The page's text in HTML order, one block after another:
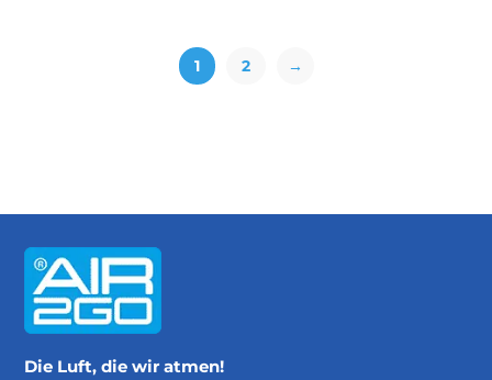
1 2 →
Die Luft, die wir atmen!